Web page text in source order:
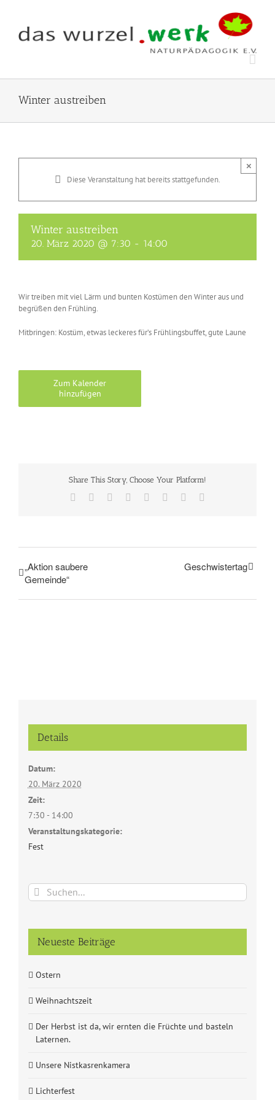
springen
Winter austreiben
Diese Veranstaltung hat bereits stattgefunden.
×
Winter austreiben
20. März 2020 @ 7:30 - 14:00
Wir treiben mit viel Lärm und bunten Kostümen den Winter aus und
begrüßen den Frühling.
Mitbringen: Kostüm, etwas leckeres für’s Frühlingsbuffet, gute Laune
Zum Kalender
hinzufügen
Share This Story, Choose Your Platform!
Facebook Reddit LinkedIn
TumblrPinterest
„Aktion saubere
Gemeinde“
Geschwistertag
Details
Datum:
20. März 2020
Zeit:
7:30 - 14:00
Veranstaltungskategorie:
Fest
Suche
nach:
Neueste Beiträge
Ostern
Weihnachtszeit
Der Herbst ist da, wir ernten die Früchte und basteln
Laternen.
Unsere Nistkasrenkamera
Lichterfest